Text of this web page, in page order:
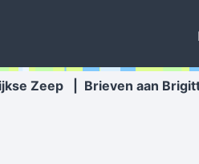
Zeep Brieven aan